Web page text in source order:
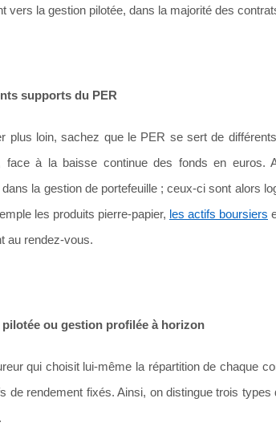
vers la gestion pilotée, dans la majorité des
supports du PER
plus loin, sachez que le PER se sert de
face à la baisse continue des fonds en euros.
la gestion de portefeuille ; ceux-ci sont alors
les produits pierre-papier, les actifs boursiers
au rendez-vous.
pilotée ou gestion profilée à horizon
qui choisit lui-même la répartition de chaque
de rendement fixés. Ainsi, on distingue trois